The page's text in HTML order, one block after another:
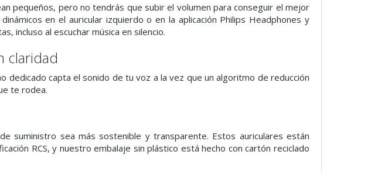
pequeños, pero no tendrás que subir el volumen para conseguir el mejor
en el auricular izquierdo o en la aplicación Philips Headphones y
incluso al escuchar música en silencio.
claridad
dedicado capta el sonido de tu voz a la vez que un algoritmo de reducción
te rodea.
suministro sea más sostenible y transparente. Estos auriculares están
RCS, y nuestro embalaje sin plástico está hecho con cartón reciclado